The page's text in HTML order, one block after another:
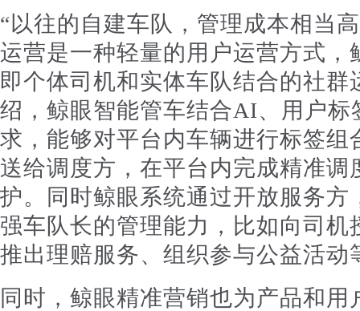
“以往的自建车队，管理成本相当
运营是一种轻量的用户运营方式
即个体司机和实体车队结合的社群
绍，鲸眼智能管车结合AI、用户
求，能够对平台内车辆进行标签
送给调度方，在平台内完成精准调
护。同时鲸眼系统通过开放服务
强车队长的管理能力，比如向司
推出理赔服务、组织参与公益活动
同时，鲸眼精准营销也为产品和